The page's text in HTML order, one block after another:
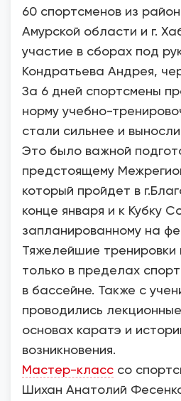
60 спортсменов из
Амурской области и г.
участие в сборах под
Кондратьева Андрея,
За 6 дней спортсмены
норму учебно-
стали сильнее и
Это было важной
предстоящему
который пройдет в
конце января и к Кубку
запланированному на
Тяжелейшие тренировки
только в пределах
в бассейне. Также с
проводились
основах каратэ и
возникновения.
Мастер-класс со
Шихан Анатолий